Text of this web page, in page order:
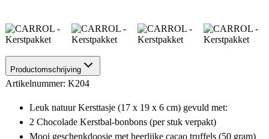
Productomschrijving
Artikelnummer: K204
Leuk natuur Kersttasje (17 x 19 x 6 cm) gevuld met:
2 Chocolade Kerstbal-bonbons (per stuk verpakt)
Mooi geschenkdoosje met heerlijke cacao truffels (50 gram)